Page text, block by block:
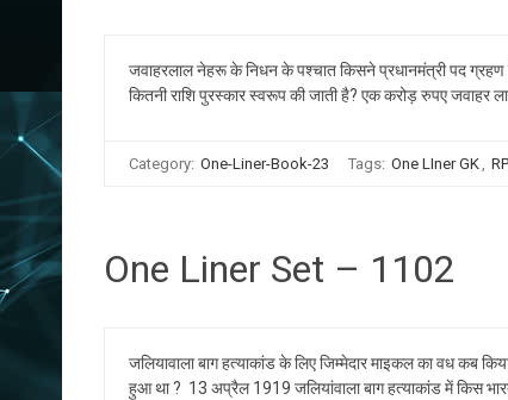
जवाहरलाल नेहरू के निधन के पश्चात किसने प्रधानमंत्री पद ग्रहण
कितनी राशि पुरस्कार स्वरूप की जाती है? एक करोड़ रुपए जवाहर
Category: One-Liner-Book-23 Tags: One LIner GK,
One Liner Set – 1102
जलियावाला बाग हत्याकांड के लिए जिम्मेदार माइकल का वध कब
हुआ था ? 13 अप्रैल 1919 जलियांवाला बाग हत्याकांड में किस